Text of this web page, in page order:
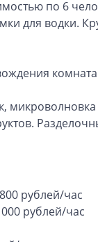
по 6
для водки.
рублей/час
рублей/час